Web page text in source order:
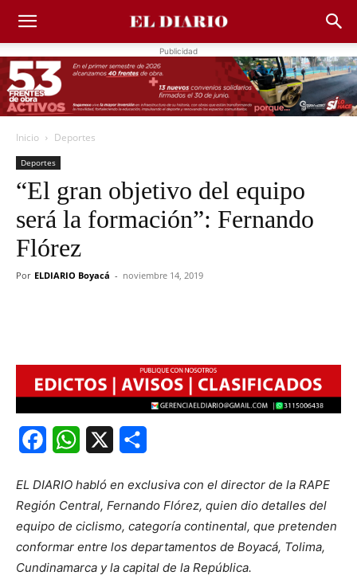
Publicidad
Inicio Deportes
Deportes
“El gran objetivo del equipo
será la formación”: Fernando
Flórez
Por ELDIARIO Boyacá - noviembre 14, 2019
FacebookWhatsApp
EL DIARIO habló en exclusiva con el director de la RAPE
Región Central, Fernando Flórez, quien dio detalles del
equipo de ciclismo, categoría continental, que pretenden
conformar entre los departamentos de Boyacá, Tolima,
Cundinamarca y la capital de la República.